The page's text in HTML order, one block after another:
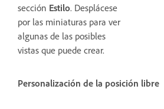
sección Estilo. Desplácese
por las miniaturas para ver
algunas de las posibles
vistas que puede crear.
Personalización de la posición libre